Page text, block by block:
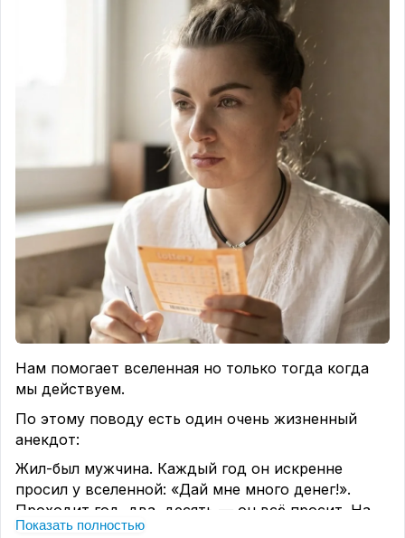
Нам помогает вселенная но только тогда когда
мы действуем.
По этому поводу есть один очень жизненный
анекдот:
Жил-был мужчина. Каждый год он искренне
просил у вселенной: «Дай мне много денег!».
Проходит год, два, десять — он всё просит. На
сто первый раз ангел сверху уже не
Показать полностью